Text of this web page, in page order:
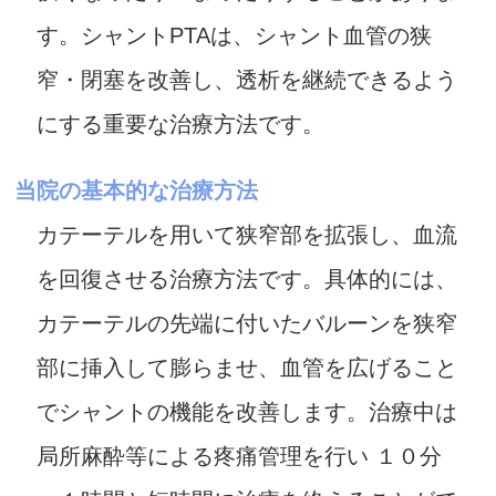
す。シャントPTAは、シャント血管の狭
窄・閉塞を改善し、透析を継続できるよう
にする重要な治療方法です。
当院の基本的な治療方法
カテーテルを用いて狭窄部を拡張し、血流
を回復させる治療方法です。具体的には、
カテーテルの先端に付いたバルーンを狭窄
部に挿入して膨らませ、血管を広げること
でシャントの機能を改善します。 治療中は
局所麻酔等による疼痛管理を行い １０分